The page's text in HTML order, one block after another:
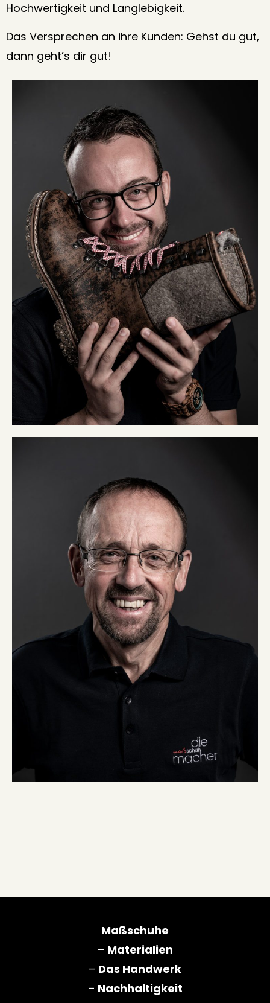
Hochwertigkeit und Langlebigkeit.
Das Versprechen an ihre Kunden: Gehst du gut,
dann geht’s dir gut!
Maßschuhe
– Materialien
– Das Handwerk
– Nachhaltigkeit